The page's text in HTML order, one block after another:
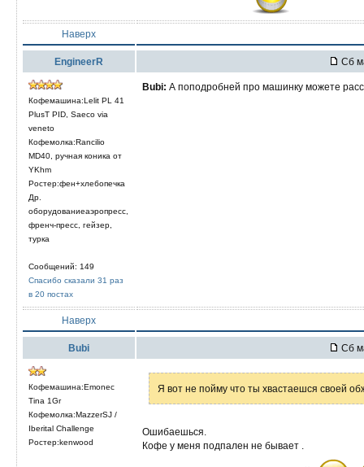
Наверх
EngineerR Сб
Кофемашина:Lelit PL 41
PlusT PID, Saeco via
veneto
Кофемолка:Rancilio
MD40, ручная коника от
YKhm
Ростер:фен+хлебопечка
Др.
оборудованиеаэропресс,
френч-пресс, гейзер,
турка
Сообщений: 149
Спасибо сказали 31 раз
в 20 постах
Bubi: А поподробней про машинку можете
Наверх
Bubi Сб
Кофемашина:Emonec
Tina 1Gr
Кофемолка:MazzerSJ /
Iberital Challenge
Ростер:kenwood
Я вот не пойму что ты хвастаешся своей
Ошибаешься.
Кофе у меня подпален не бывает .